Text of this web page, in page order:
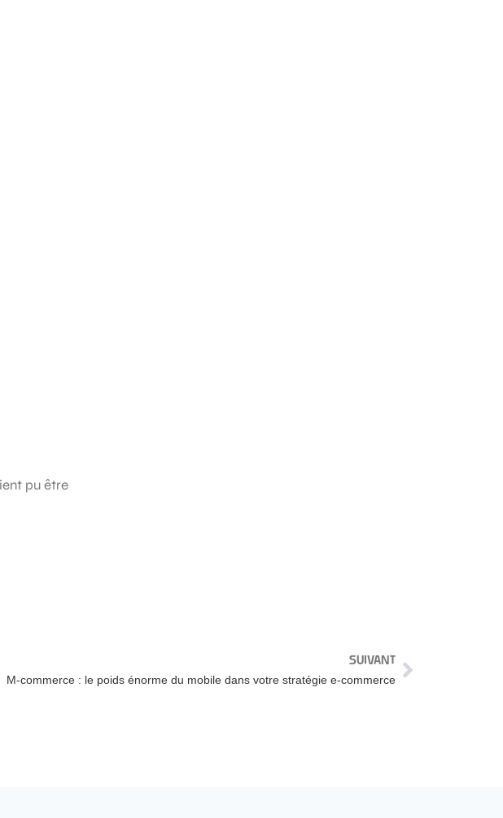
pu être
SUIVANT
M-commerce : le poids énorme du mobile dans votre stratégie e-commerce